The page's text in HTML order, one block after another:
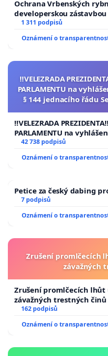
Ochrana Vrbenských
developerskou zástavbou
1 311 podpisů
Oznámení o
‼️VELEZRADA
PARLAMENTU na
§ 144 jednacího řádu
‼️VELEZRADA
PARLAMENTU na
144 jednacího řádu
republiky
42 738 podpisů
Oznámení o
Petice za český dabing
7 podpisů
Oznámení o
Zrušení promlčecích
závažných
Zrušení promlčecích lhůt
závažných trestných činů
162 podpisů
Oznámení o